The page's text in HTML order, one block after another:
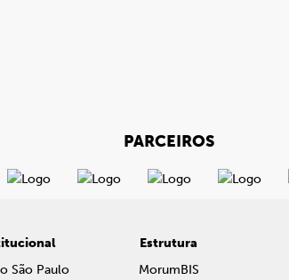
PARCEIROS
São Paulo
Estrutura
MorumBIS